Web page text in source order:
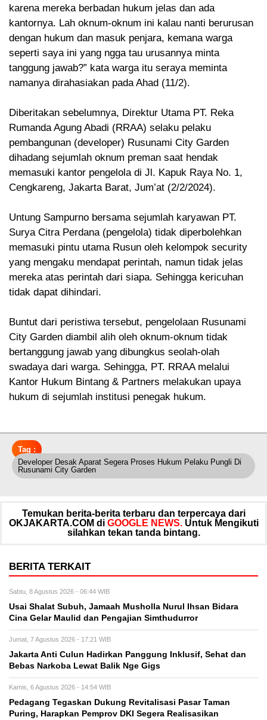
karena mereka berbadan hukum jelas dan ada
kantornya. Lah oknum-oknum ini kalau nanti berurusan
dengan hukum dan masuk penjara, kemana warga
seperti saya ini yang ngga tau urusannya minta
tanggung jawab?” kata warga itu seraya meminta
namanya dirahasiakan pada Ahad (11/2).
Diberitakan sebelumnya, Direktur Utama PT. Reka
Rumanda Agung Abadi (RRAA) selaku pelaku
pembangunan (developer) Rusunami City Garden
dihadang sejumlah oknum preman saat hendak
memasuki kantor pengelola di Jl. Kapuk Raya No. 1,
Cengkareng, Jakarta Barat, Jum’at (2/2/2024).
Untung Sampurno bersama sejumlah karyawan PT.
Surya Citra Perdana (pengelola) tidak diperbolehkan
memasuki pintu utama Rusun oleh kelompok security
yang mengaku mendapat perintah, namun tidak jelas
mereka atas perintah dari siapa. Sehingga kericuhan
tidak dapat dihindari.
Buntut dari peristiwa tersebut, pengelolaan Rusunami
City Garden diambil alih oleh oknum-oknum tidak
bertanggung jawab yang dibungkus seolah-olah
swadaya dari warga. Sehingga, PT. RRAA melalui
Kantor Hukum Bintang & Partners melakukan upaya
hukum di sejumlah institusi penegak hukum.
Tag :
Developer Desak Aparat Segera Proses Hukum Pelaku Pungli Di
Rusunami City Garden
Temukan berita-berita terbaru dan terpercaya dari
OKJAKARTA.COM di GOOGLE NEWS. Untuk Mengikuti
silahkan tekan tanda bintang.
BERITA TERKAIT
Sabtu, 8 Agustus 2026 - 06:44 WIB
Usai Shalat Subuh, Jamaah Musholla Nurul Ihsan Bidara
Cina Gelar Maulid dan Pengajian Simthudurror
Jumat, 7 Agustus 2026 - 17:21 WIB
Jakarta Anti Culun Hadirkan Panggung Inklusif, Sehat dan
Bebas Narkoba Lewat Balik Nge Gigs
Kamis, 6 Agustus 2026 - 14:54 WIB
Pedagang Tegaskan Dukung Revitalisasi Pasar Taman
Puring, Harapkan Pemprov DKI Segera Realisasikan